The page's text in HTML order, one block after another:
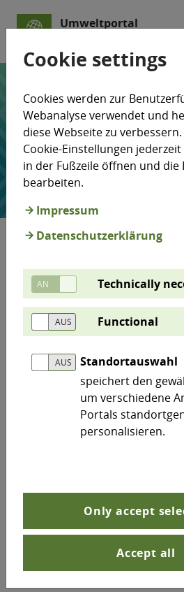
Umweltportal
MWU
AURA-Award 2026
Erfolgreich und nachhaltig –
Wirtschaft in Sachsen-Anhalt
erkannt hat! In unserem
Wirtschaften nicht als Verzicht
als Fortschritt und Innovation.
pause_circle
Umweltportal
Anhalt
Cookie settings
Cookies werden zur
Webanalyse verwendet und
diese Webseite zu
Cookie-Einstellungen
in der Fußzeile öffnen und die
bearbeiten.
Impressum
Datenschutzerklärung
Technically
Functional
Standortauswahl
speichert den
um verschiedene
Portals
personalisieren.
Only accept
Accept all